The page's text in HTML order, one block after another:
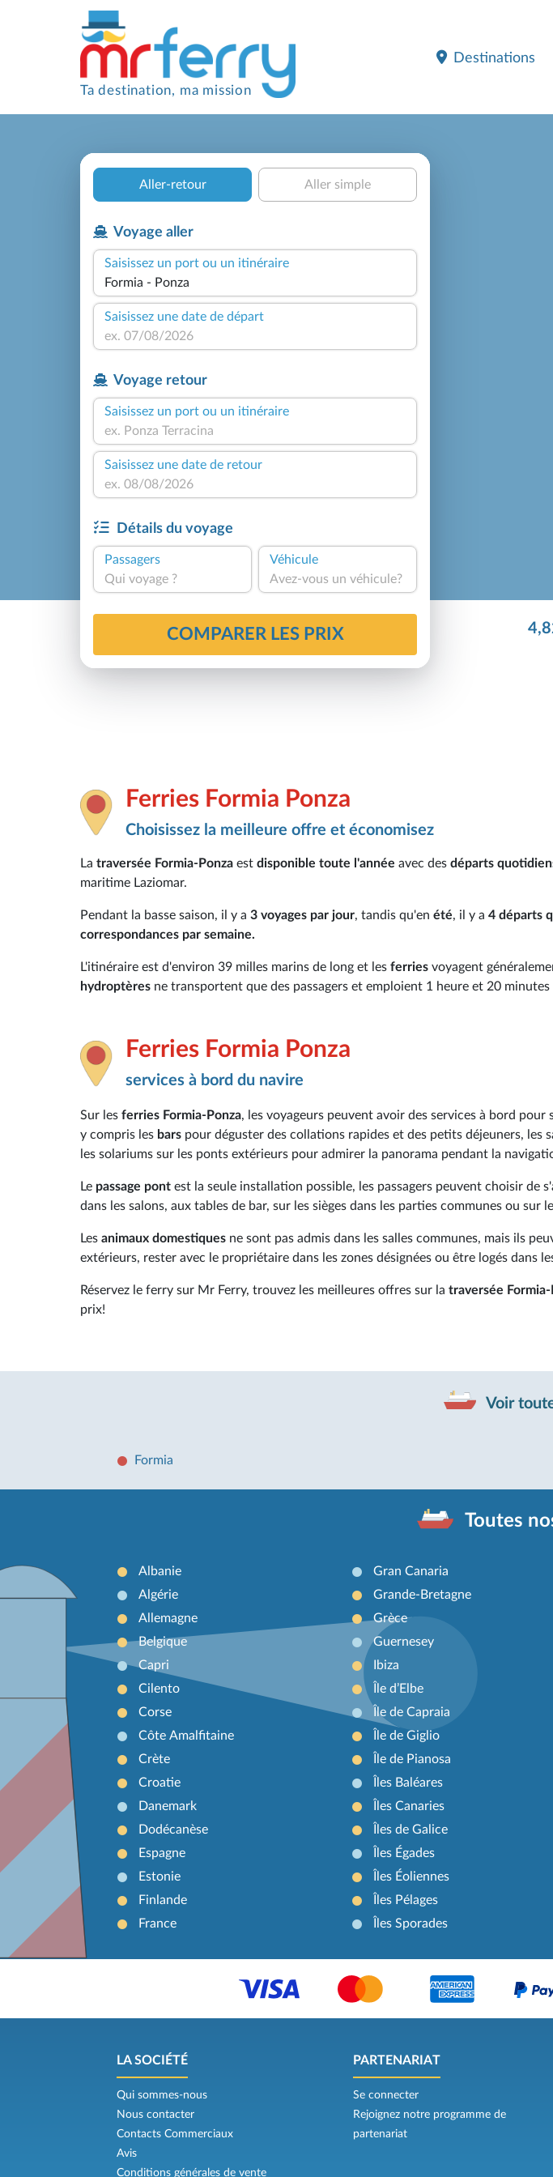
Ta destination, ma mission
Destinations
Aller-retour Aller simple
Voyage aller
Saisissez un port ou un itinéraire
Saisissez une date de départ
Voyage retour
Saisissez un port ou un itinéraire
Saisissez une date de retour
Détails du voyage
Passagers
Qui voyage ?
Véhicule
Avez-vous un véhicule?
COMPARER LES PRIX
Ferries Formia Ponza
Choisissez la meilleure offre et économisez
La traversée Formia-Ponza est disponible toute l'année avec des départs
maritime Laziomar.
Pendant la basse saison, il y a 3 voyages par jour, tandis qu'en été, il y a 4 départs
correspondances par semaine.
L'itinéraire est d'environ 39 milles marins de long et les ferries voyagent
hydroptères ne transportent que des passagers et emploient 1 heure et 20
Ferries Formia Ponza
services à bord du navire
Sur les ferries Formia-Ponza, les voyageurs peuvent avoir des services à bord
y compris les bars pour déguster des collations rapides et des petits déjeuners, les
les solariums sur les ponts extérieurs pour admirer la panorama pendant la
Le passage pont est la seule installation possible, les passagers peuvent choisir de
dans les salons, aux tables de bar, sur les sièges dans les parties communes ou sur
Les animaux domestiques ne sont pas admis dans les salles communes, mais ils
extérieurs, rester avec le propriétaire dans les zones désignées ou être logés dans
Réservez le ferry sur Mr Ferry, trouvez les meilleures offres sur la traversée
prix!
Voir
Formia
Toutes
Albanie
Algérie
Allemagne
Belgique
Capri
Cilento
Corse
Côte Amalfitaine
Crète
Croatie
Danemark
Dodécanèse
Espagne
Estonie
Finlande
France
Gran Canaria
Grande-Bretagne
Grèce
Guernesey
Ibiza
Île d’Elbe
Île de Capraia
Île de Giglio
Île de Pianosa
Îles Baléares
Îles Canaries
Îles de Galice
Îles Égades
Îles Éoliennes
Îles Pélages
Îles Sporades
LA SOCIÉTÉ
Qui sommes-nous
Nous contacter
Contacts Commerciaux
Avis
Conditions générales de vente
PARTENARIAT
Se connecter
Rejoignez notre programme de
partenariat